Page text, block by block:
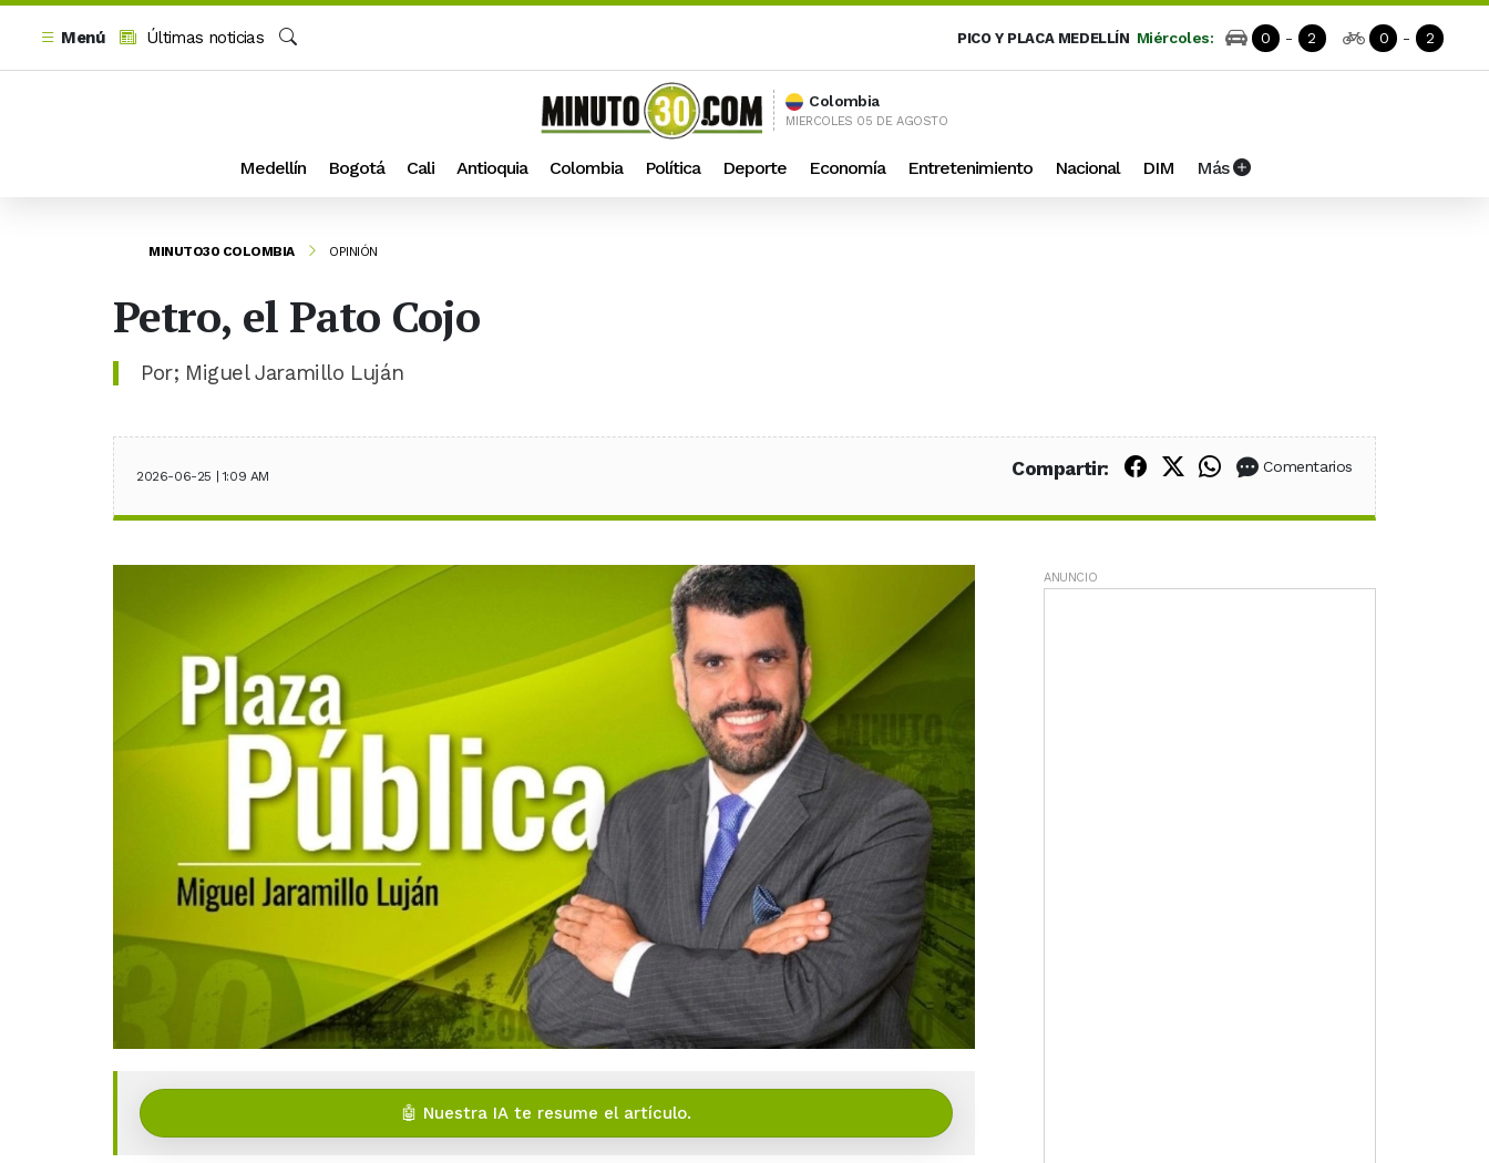
Menú
Últimas noticias
PICO Y PLACA MEDELLÍN Miércoles: 0 - 2 0 - 2
Colombia
MIERCOLES 05 DE AGOSTO
Medellín Bogotá Cali Antioquia Colombia Política Deporte Economía Entretenimiento Nacional DIM Más
MINUTO30 COLOMBIA OPINIÓN
Petro, el Pato Cojo
Por; Miguel Jaramillo Luján
2026-06-25 | 1:09 AM Compartir: Compartir en Facebook
Compartir en X (Twitter)
Compartir en WhatsApp
Comentarios
🤖 Nuestra IA te resume el artículo.
ANUNCIO